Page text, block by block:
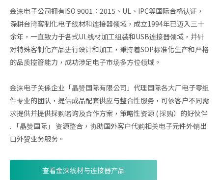
金涞电子公司拥有ISO 9001：2015、UL、IPC等国际合格认证，
深耕台湾客制化电子线材和连接器领域，成立1994年已迈入三十
余年，一直致力于各式UL线材加工组装和USB连接器领域，并针
对特殊客制化产品进行设计和加工，秉持着SOP标准化生产和严格
的品质控管能力，成功涉足电子市场多方位领域。
金涞电子关係企业「晶赞国际有限公司」代理国际各大厂电子零组
件专业的团队，提供成品配套供应与整合性服务，可依客户不同需
求提供并提供採购谘询及合作方案，策略性资源 ( 採购）的好伙伴
. 「晶赞国际」 资源整合，协助国外客户代购相关电子元件外销出
口外贸业务服务。
查看金涞线材与连接器产品